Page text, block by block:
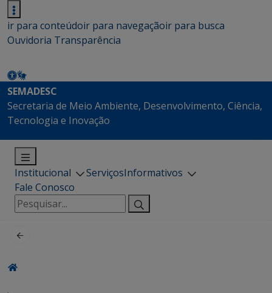
ir para conteúdoir para navegaçãoir para busca
Ouvidoria Transparência
SEMADESC
Secretaria de Meio Ambiente, Desenvolvimento, Ciência,
Tecnologia e Inovação
Institucional ServiçosInformativos
Fale Conosco
Pesquisar
por: